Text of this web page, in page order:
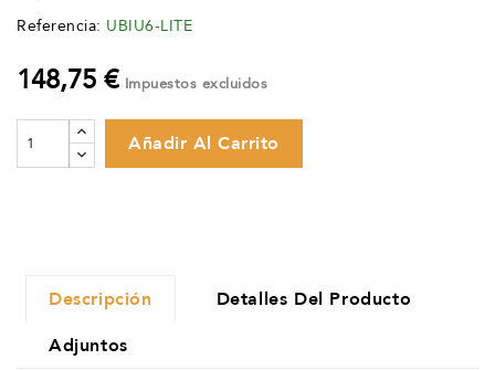
Referencia: UBIU6-LITE
148,75 € Impuestos excluidos
Añadir Al Carrito
Descripción
Detalles Del Producto
Adjuntos